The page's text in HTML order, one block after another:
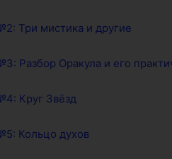
Три мистика и другие
Разбор Оракула и его
Круг Звёзд
Кольцо духов